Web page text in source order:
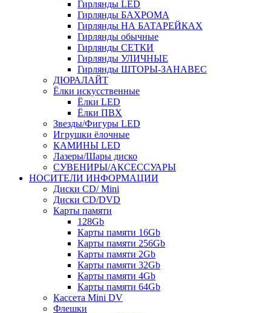
Гирлянды LED
Гирлянды БАХРОМА
Гирлянды НА БАТАРЕЙКАХ
Гирлянды обычные
Гирлянды СЕТКИ
Гирлянды УЛИЧНЫЕ
Гирлянды ШТОРЫ-ЗАНАВЕС
ДЮРАЛАЙТ
Ёлки искусственные
Ёлки LED
Ёлки ПВХ
Звезды/Фигуры LED
Игрушки ёлочные
КАМИНЫ LED
Лазеры/Шары диско
СУВЕНИРЫ/АКСЕССУАРЫ
НОСИТЕЛИ ИНФОРМАЦИИ
Диски CD/ Mini
Диски CD/DVD
Карты памяти
128Gb
Карты памяти 16Gb
Карты памяти 256Gb
Карты памяти 2Gb
Карты памяти 32Gb
Карты памяти 4Gb
Карты памяти 64Gb
Кассета Mini DV
Флешки